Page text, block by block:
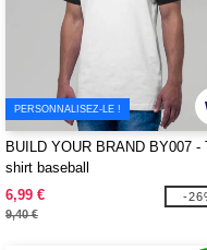
PERSONNALISEZ-LE !
BUILD YOUR BRAND BY007 -
shirt baseball
6,99 €
9,40 €
-